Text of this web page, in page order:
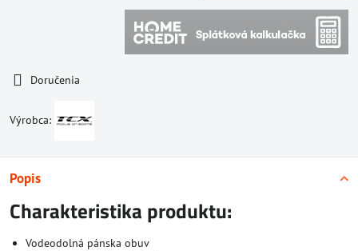
Doručenia
Výrobca:
Popis
Charakteristika produktu:
Vodeodolná pánska obuv